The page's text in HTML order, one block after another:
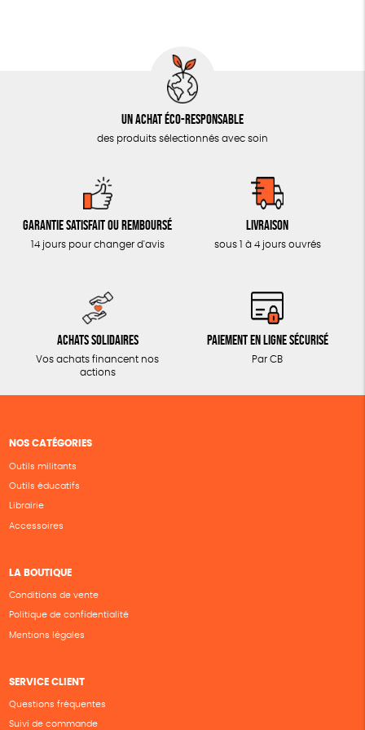
CUISINE / NUTRITION
ACCESSOIRES
Un achat éco-responsable
des produits sélectionnés avec soin
Garantie satisfait ou remboursé
14 jours pour changer d'avis
Livraison
sous 1 à 4 jours ouvrés
Achats solidaires
Vos achats financent nos
actions
Paiement en ligne sécurisé
Par CB
NOS CATÉGORIES
Outils militants
Outils éducatifs
Librairie
Accessoires
LA BOUTIQUE
Conditions de vente
Politique de confidentialité
Mentions légales
SERVICE CLIENT
Questions fréquentes
Suivi de commande